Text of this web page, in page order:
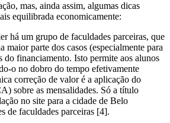
mas, ainda assim, algumas dicas
equilibrada economicamente:
há um grupo de faculdades parceiras, que
maior parte dos casos (especialmente para
do financiamento. Isto permite aos alunos
o no dobro do tempo efetivamente
correção de valor é a aplicação do
sobre as mensalidades. Só a título
no site para a cidade de Belo
de faculdades parceiras [4].